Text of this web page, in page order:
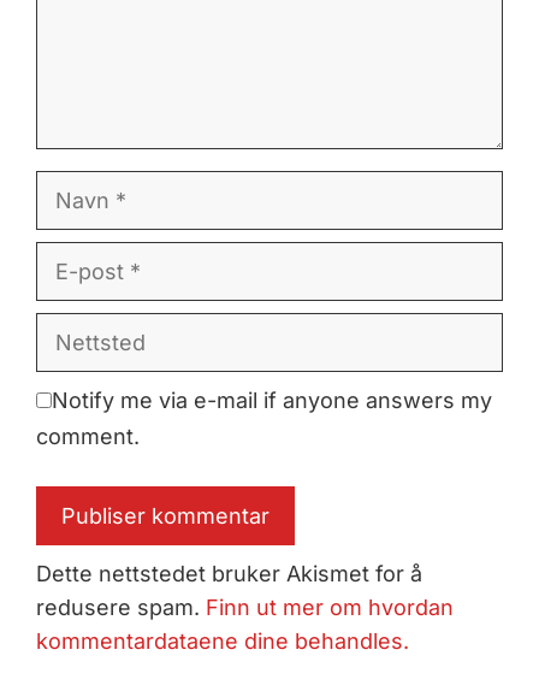
post
Notify me via e-mail if anyone answers my
comment.
Dette nettstedet bruker Akismet for å
redusere spam. Finn ut mer om hvordan
kommentardataene dine behandles.